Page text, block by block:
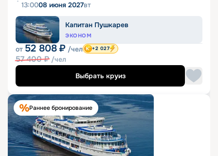
13:0008 июня 2027вт
Капитан Пушкарев
ЭКОНОМ
от 52 808 ₽ /чел
57 400₽ /чел
+2 027
Выбрать круиз
Раннее бронирование